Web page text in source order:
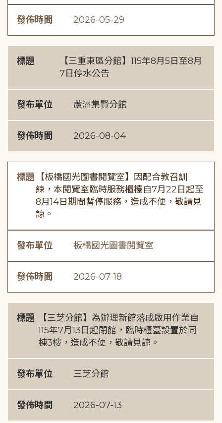
發佈時間 2026-05-29
標題
【三重東區分館】115年8月5日至8月
7日停水公告
發布單位 蘆洲集賢分館
發佈時間 2026-08-04
標題
【板橋國光圖書閱覽室】因配合教召訓
練，本閱覽室臨時服務櫃檯自7月22日起至
8月14日期間暫停服務，造成不便，敬請見
諒。
發布單位 板橋國光圖書閱覽室
發佈時間 2026-07-18
標題
【三芝分館】為辦理新館落成啟用作業自
115年7月13日起閉館，臨時櫃臺設置於同
棟3樓，造成不便，敬請見諒。
發布單位 三芝分館
發佈時間 2026-07-13